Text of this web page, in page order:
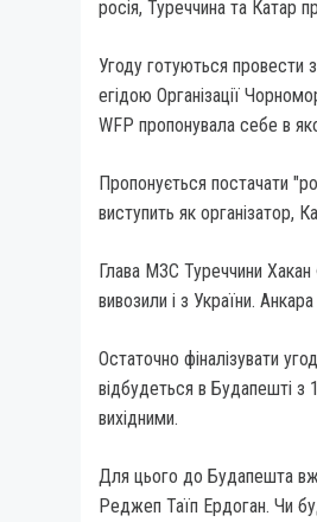
росія, Туреччина та Катар
Угоду готуються провести
егідою Організації
WFP пропонувала себе в
Пропонується постачати
виступить як організатор,
Глава МЗС Туреччини
вивозили і з України.
Остаточно фіналізувати
відбудеться в Будапешті
вихідними.
Для цього до Будапешта
Реджеп Таїп Ердоган. Чи